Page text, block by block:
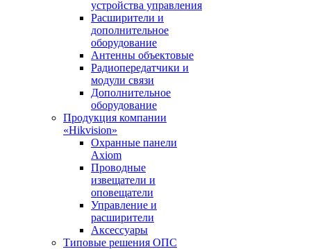
устройства управления
Расширители и
дополнительное
оборудование
Антенны объектовые
Радиопередатчики и
модули связи
Дополнительное
оборудование
Продукция компании
«Hikvision»
Охранные панели
Axiom
Проводные
извещатели и
оповещатели
Управление и
расширители
Аксессуары
Типовые решения ОПС